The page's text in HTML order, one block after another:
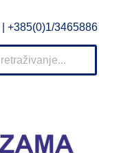
| +385(0)1/3465886